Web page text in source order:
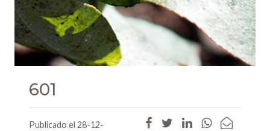
601
Publicado el 28-12-